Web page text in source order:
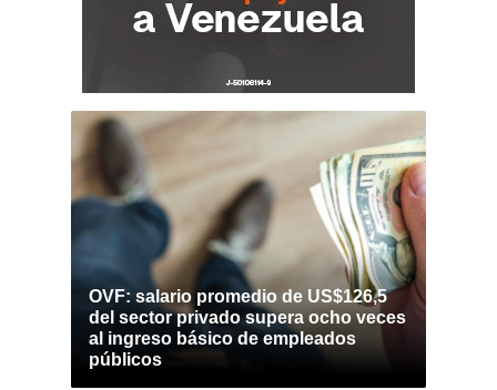
OVF: salario promedio de US$126,5
del sector privado supera ocho veces
al ingreso básico de empleados
públicos